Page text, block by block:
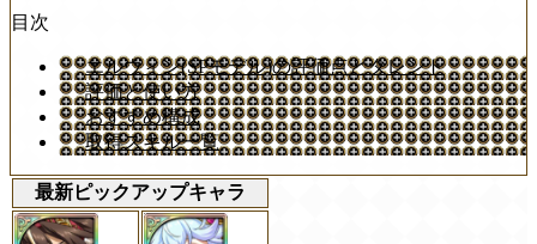
目次
エルウィン(SPモデル)の評価点とタレント
評価と使い方
おすすめ構成
取得スキル一覧
最新ピックアップキャラ